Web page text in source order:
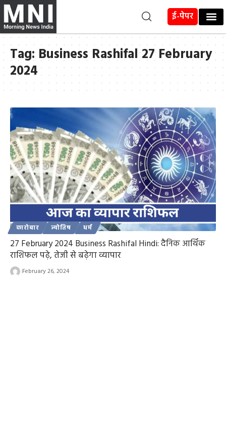
ई-पेपर
Tag: Business Rashifal 27 February
2024
कारोबार ज्योतिष धर्म
27 February 2024 Business Rashifal Hindi: दैनिक आर्थिक
राशिफल पढ़े, तेजी से बढ़ेगा व्यापार
February 26, 2024